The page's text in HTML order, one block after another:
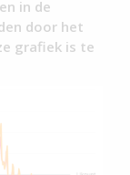
in de
door het
grafiek is te